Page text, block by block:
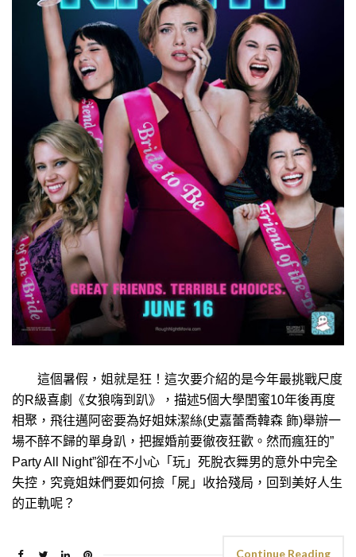
這個暑假，姐就是狂！這次要介紹的是今年最挑戰尺度
的R級喜劇《女狼嗨到趴》，描述5個大學閨蜜10年後再度
相聚，飛往邁阿密要為好姐妹潔絲(史嘉蕾喬韓森 飾)舉辦一
場不醉不歸的單身趴，把握婚前要徹夜狂歡。然而瘋狂的”
Party All Night”卻在不小心「玩」死脫衣舞男的意外中完全
失控，究竟姐妹們要如何撿「屍」收拾殘局，回到美好人生
的正軌呢？
Continue Reading